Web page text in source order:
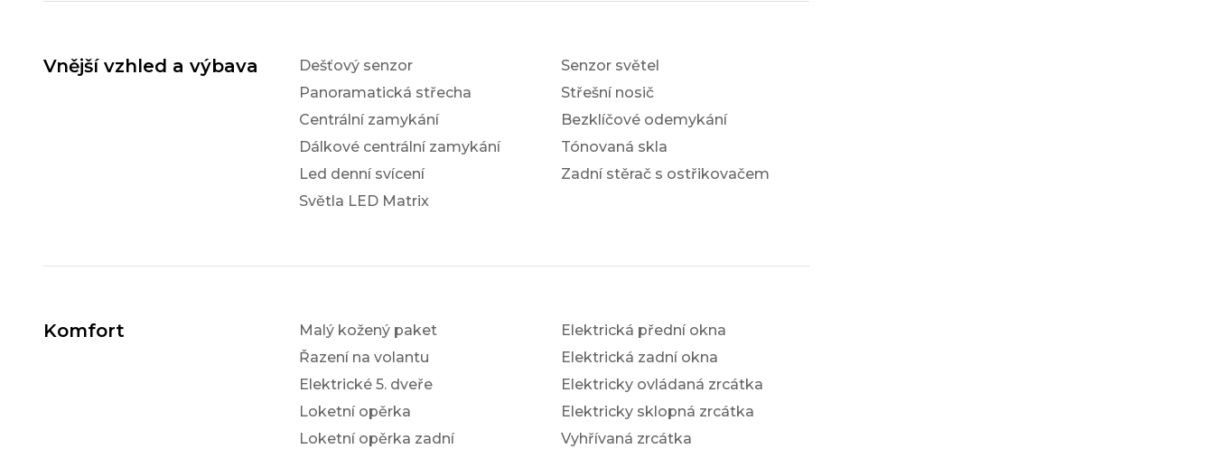
Vnější vzhled a výbava
Dešťový senzor
Panoramatická střecha
Centrální zamykání
Dálkové centrální zamykání
Led denní svícení
Světla LED Matrix
Senzor světel
Střešní nosič
Bezklíčové odemykání
Tónovaná skla
Zadní stěrač s ostřikovačem
Komfort
Malý kožený paket
Řazení na volantu
Elektrické 5. dveře
Loketní opěrka
Loketní opěrka zadní
Elektrická přední okna
Elektrická zadní okna
Elektricky ovládaná zrcátka
Elektricky sklopná zrcátka
Vyhřívaná zrcátka